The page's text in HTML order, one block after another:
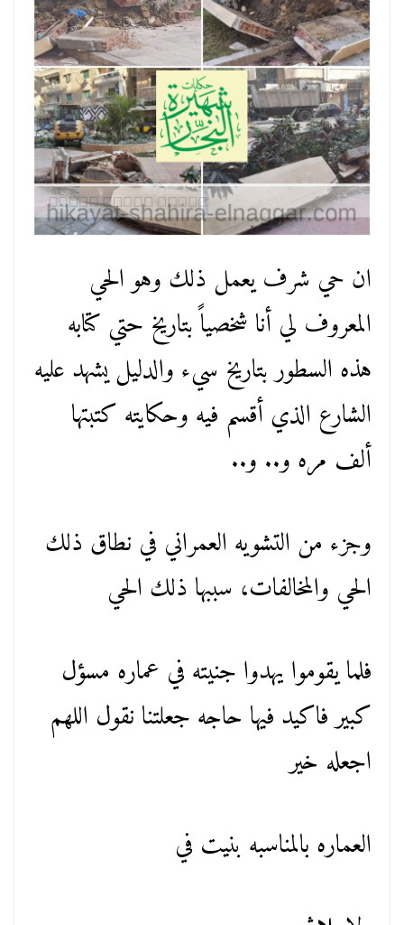
ان حي شرف يعمل ذلك وهو الحي
المعروف لي أنا شخصياً بتاريخ حتي كتابه
هذه السطور بتاريخ سيء والدليل يشهد عليه
الشارع الذي أقسم فيه وحكايته كتبتها
ألف مره و.. و..
وجزء من التشويه العمراني في نطاق ذلك
الحي والمخالفات، سببها ذلك الحي
فلما يقوموا يهدوا جنيته في عماره مسؤل
كبير فاكيد فيها حاجه جعلتنا نقول اللهم
اجعله خير
العماره بالمناسبه بنيت في